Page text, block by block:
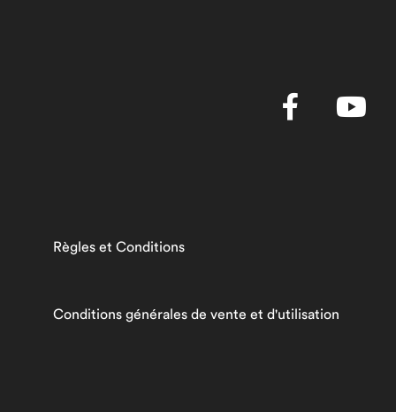
Règles et Conditions
Conditions générales de vente et d'utilisation